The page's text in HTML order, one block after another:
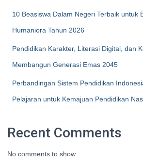
10 Beasiswa Dalam Negeri Terbaik untuk
Humaniora Tahun 2026
Pendidikan Karakter, Literasi Digital, dan
Membangun Generasi Emas 2045
Perbandingan Sistem Pendidikan
Pelajaran untuk Kemajuan Pendidikan
Recent Comments
No comments to show.